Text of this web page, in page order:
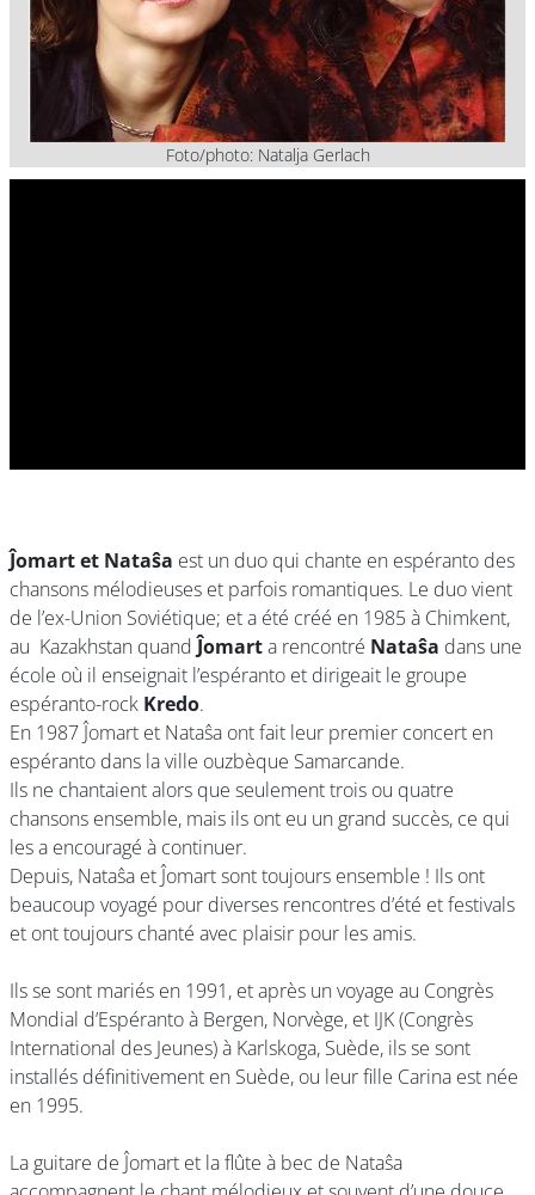
Foto/photo: Natalja Gerlach
Ĵomart et Nataŝa est un duo qui chante en espéranto des
chansons mélodieuses et parfois romantiques. Le duo vient
de l’ex-Union Soviétique; et a été créé en 1985 à Chimkent,
au Kazakhstan quandĴomarta rencontré Nataŝa dans une
école où il enseignait l’espéranto et dirigeait le groupe
espéranto-rock Kredo.
En 1987 Ĵomart et Nataŝa ont fait leur premier concert en
espéranto dans la ville ouzbèque Samarcande.
Ils ne chantaient alors que seulement trois ou quatre
chansons ensemble, mais ils ont eu un grand succès, ce qui
les a encouragé à continuer.
Depuis, Nataŝa et Ĵomart sont toujours ensemble ! Ils ont
beaucoup voyagé pour diverses rencontres d’été et festivals
et ont toujours chanté avec plaisir pour les amis.
Ils se sont mariés en 1991, et après un voyage au Congrès
Mondial d’Espéranto à Bergen, Norvège, et IJK (Congrès
International des Jeunes) à Karlskoga, Suède, ils se sont
installés définitivement en Suède, ou leur fille Carina est née
en 1995.
La guitare de Ĵomart et la flûte à bec de Nataŝa